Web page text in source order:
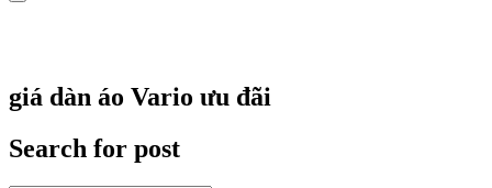
giá dàn áo Vario ưu đãi
Search for post